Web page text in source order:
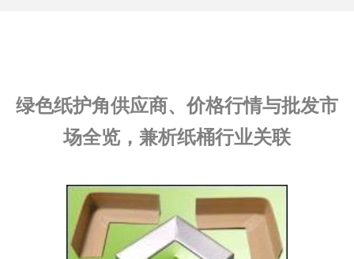
绿色纸护角供应商、价格行情与批发市
场全览，兼析纸桶行业关联